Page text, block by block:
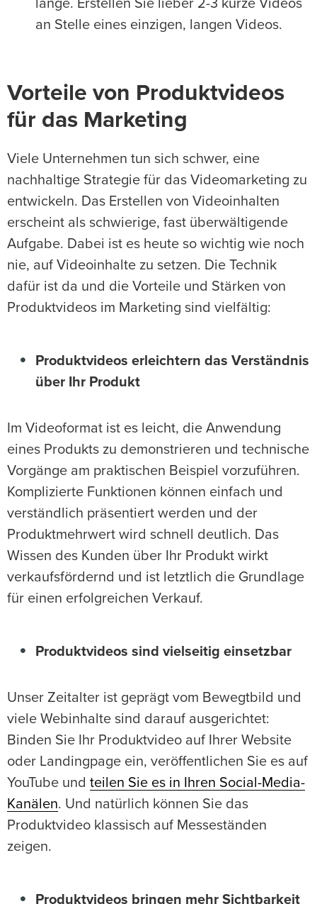
lange. Erstellen Sie lieber 2-3 kurze Videos
an Stelle eines einzigen, langen Videos.
Vorteile von Produktvideos
für das Marketing
Viele Unternehmen tun sich schwer, eine
nachhaltige Strategie für das Videomarketing zu
entwickeln. Das Erstellen von Videoinhalten
erscheint als schwierige, fast überwältigende
Aufgabe. Dabei ist es heute so wichtig wie noch
nie, auf Videoinhalte zu setzen. Die Technik
dafür ist da und die Vorteile und Stärken von
Produktvideos im Marketing sind vielfältig:
Produktvideos erleichtern das Verständnis
über Ihr Produkt
Im Videoformat ist es leicht, die Anwendung
eines Produkts zu demonstrieren und technische
Vorgänge am praktischen Beispiel vorzuführen.
Komplizierte Funktionen können einfach und
verständlich präsentiert werden und der
Produktmehrwert wird schnell deutlich. Das
Wissen des Kunden über Ihr Produkt wirkt
verkaufsfördernd und ist letztlich die Grundlage
für einen erfolgreichen Verkauf.
Produktvideos sind vielseitig einsetzbar
Unser Zeitalter ist geprägt vom Bewegtbild und
viele Webinhalte sind darauf ausgerichtet:
Binden Sie Ihr Produktvideo auf Ihrer Website
oder Landingpage ein, veröffentlichen Sie es auf
YouTube und teilen Sie es in Ihren Social-Media-
Kanälen. Und natürlich können Sie das
Produktvideo klassisch auf Messeständen
zeigen.
Produktvideos bringen mehr Sichtbarkeit